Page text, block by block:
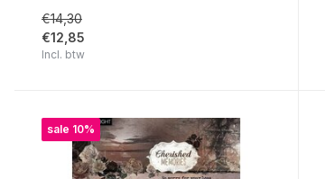
€14,30
€12,85
Incl. btw
sale 10%